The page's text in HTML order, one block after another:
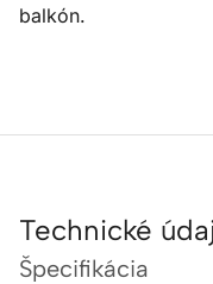
balkón.
Technické
Špecifikácia